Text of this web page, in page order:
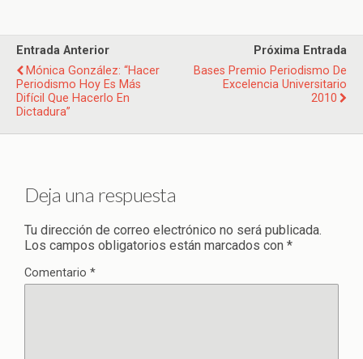
Entrada Anterior
Mónica González: “Hacer
Periodismo Hoy Es Más
Difícil Que Hacerlo En
Dictadura”
Próxima Entrada
Bases Premio Periodismo De
Excelencia Universitario
2010
Deja una respuesta
Tu dirección de correo electrónico no será publicada.
Los campos obligatorios están marcados con *
Comentario *